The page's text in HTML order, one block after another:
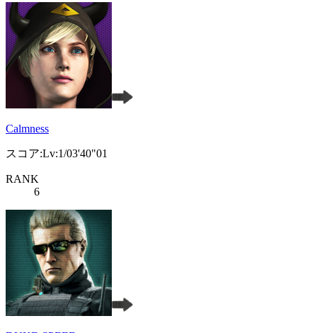
Calmness
スコア:Lv:1/03'40"01
RANK
6